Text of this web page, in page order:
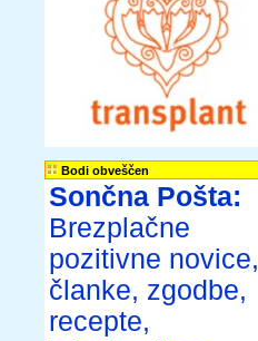
Bodi obveščen
Sončna Pošta:
Brezplačne
pozitivne novice,
članke, zgodbe,
recepte,